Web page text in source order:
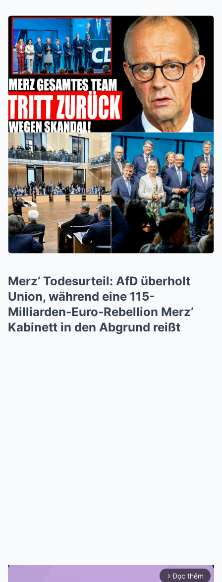
Merz’ Todesurteil: AfD überholt
Union, während eine 115-
Milliarden-Euro-Rebellion Merz’
Kabinett in den Abgrund reißt
arrow_forward_ios Đọc thêm